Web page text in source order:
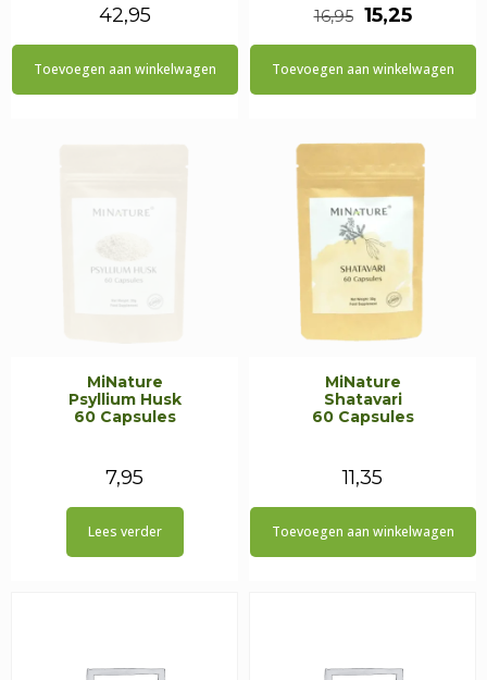
42,95
Toevoegen aan winkelwagen
16,95
prijs
15,25Huidige
prijs
Toevoegen aan winkelwagen
MiNature
Psyllium Husk
60 Capsules
7,95
Lees verder
MiNature
Shatavari
60 Capsules
11,35
Toevoegen aan winkelwagen